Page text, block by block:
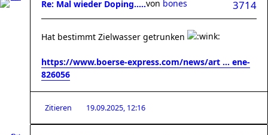
Re: Mal wieder Doping..... 3714
von bones
Hat bestimmt Zielwasser getrunken
https://www.boerse-express.com/news/art ... ene-
826056
Zitieren 19.09.2025, 12:16